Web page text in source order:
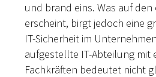
und brand eins. Was auf
erscheint, birgt jedoch eine
IT-Sicherheit im
aufgestellte IT-Abteilung mit
Fachkräften bedeutet nicht